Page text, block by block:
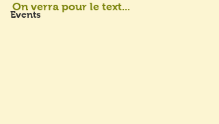
Events
On verra pour le text...